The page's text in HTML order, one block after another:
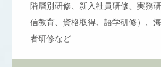
階層別研修、新入社員研修、実務
信教育、資格取得、語学研修）、
者研修など